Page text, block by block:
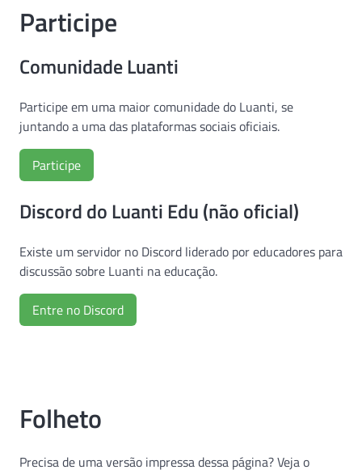
Participe
Comunidade Luanti
Participe em uma maior comunidade do Luanti, se
juntando a uma das plataformas sociais oficiais.
Participe
Discord do Luanti Edu (não oficial)
Existe um servidor no Discord liderado por educadores para
discussão sobre Luanti na educação.
Entre no Discord
Folheto
Precisa de uma versão impressa dessa página? Veja o